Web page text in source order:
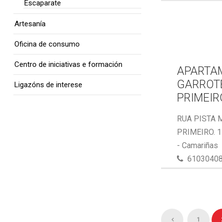
RUA PISTA
PRIMEIRO.
- Camariñas
1
Escaparate
Artesanía
Oficina de consumo
Centro de iniciativas e formación
Ligazóns de interese